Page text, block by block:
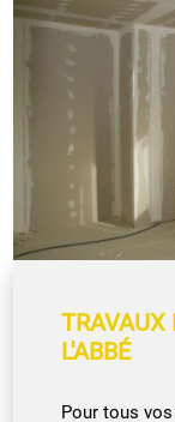
TRAVAUX
L'ABBÉ
Pour tous